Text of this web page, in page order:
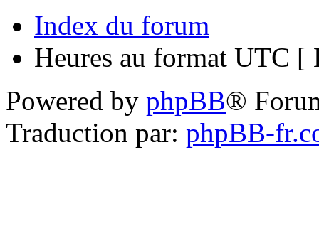
Index du forum
Heures au format UTC [
Powered by phpBB®
Traduction par: phpBB-